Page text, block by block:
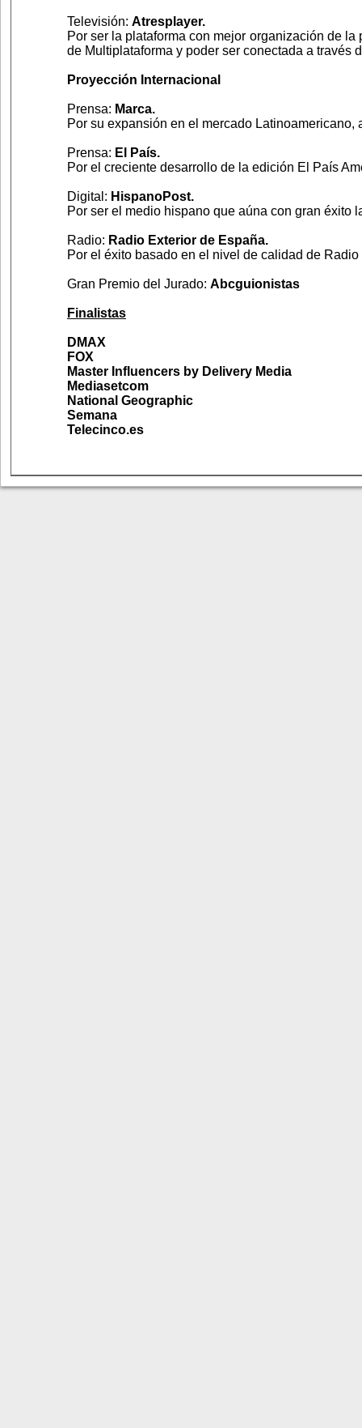
Televisión: Atresplayer.
Por ser la plataforma con mejor organización de
de Multiplataforma y poder ser conectada a
Proyección Internacional
Prensa: Marca.
Por su expansión en el mercado
Prensa: El País.
Por el creciente desarrollo de la edición El País
Digital: HispanoPost.
Por ser el medio hispano que aúna con gran
Radio: Radio Exterior de España.
Por el éxito basado en el nivel de calidad de
Gran Premio del Jurado: Abcguionistas
Finalistas
DMAX
FOX
Master Influencers by Delivery Media
Mediasetcom
National Geographic
Semana
Telecinco.es